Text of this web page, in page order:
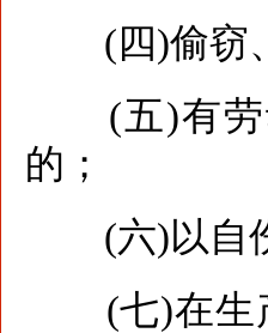
(四)偷窃、
(五)有劳动
的；
(六)以自伤
(七)在生产